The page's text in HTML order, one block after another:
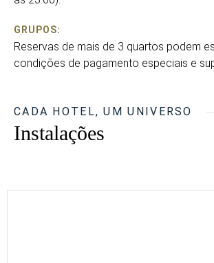
GRUPOS:
Reservas de mais de 3 quartos podem
condições de pagamento especiais e
CADA HOTEL, UM UNIVERSO
Instalações